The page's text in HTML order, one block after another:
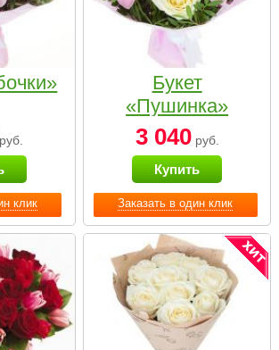
клик
руб.
Заказать в один клик
Букет
«Пушинка»
3 040руб.
Купить